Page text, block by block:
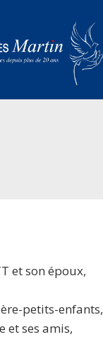
et son époux,
petits-enfants,
et ses amis,